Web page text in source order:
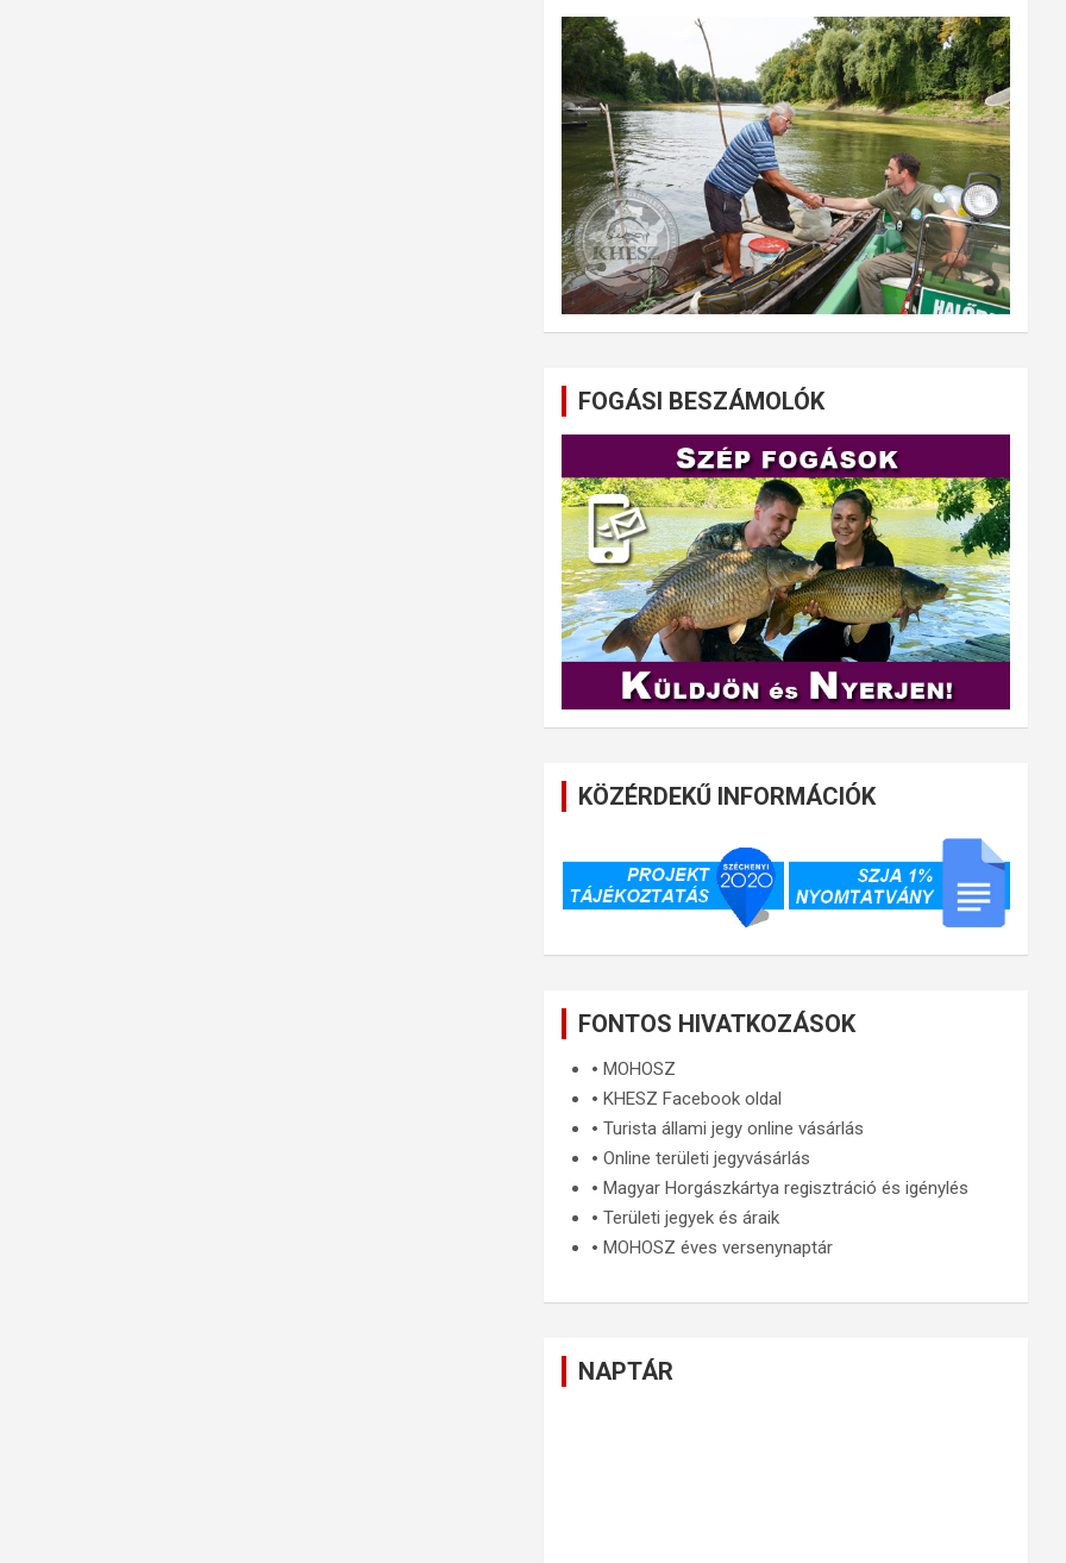
FOGÁSI BESZÁMOLÓK
KÖZÉRDEKŰ INFORMÁCIÓK
FONTOS HIVATKOZÁSOK
🞄MOHOSZ
🞄KHESZ Facebook oldal
🞄Turista állami jegy online vásárlás
🞄Online területi jegyvásárlás
🞄Magyar Horgászkártya regisztráció és igénylés
🞄Területi jegyek és áraik
🞄MOHOSZ éves versenynaptár
NAPTÁR